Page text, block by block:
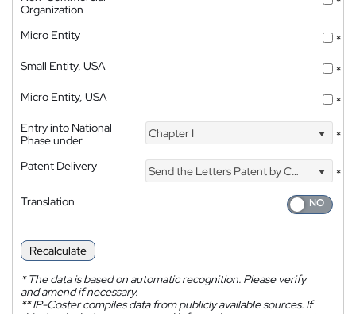
Organization
Micro Entity
*
Small Entity, USA
*
Micro Entity, USA
*
Entry into National
Phase under
Chapter I *
Patent Delivery Send the Letters Patent by Courier
*
Translation
Recalculate
*The data is based on automatic recognition. Please verify
and amend if necessary.
**IP-Coster compiles data from publicly available sources. If